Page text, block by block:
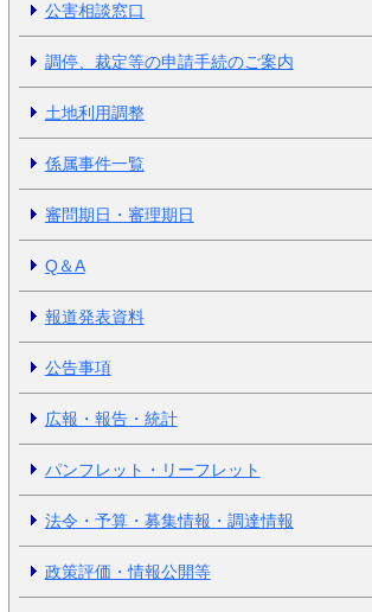
公害相談窓口
調停、裁定等の申請手続のご案内
土地利用調整
係属事件一覧
審問期日・審理期日
Q＆A
報道発表資料
公告事項
広報・報告・統計
パンフレット・リーフレット
法令・予算・募集情報・調達情報
政策評価・情報公開等